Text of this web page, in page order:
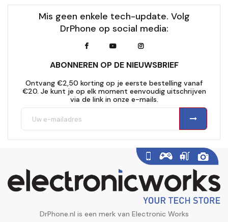
Mis geen enkele tech-update. Volg
DrPhone op social media:
ABONNEREN OP DE NIEUWSBRIEF
Ontvang €2,50 korting op je eerste bestelling vanaf
€20. Je kunt je op elk moment eenvoudig uitschrijven
via de link in onze e-mails.
DrPhone.nl is een merk van Electronic Works